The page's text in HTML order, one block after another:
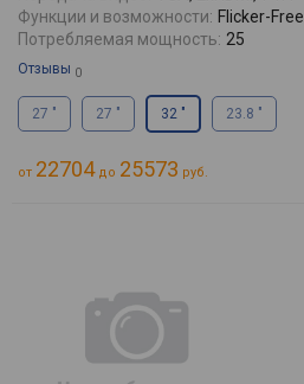
Функции и возможности: Flicker-Free
Потребляемая мощность: 25
Отзывы 0
27 " 27 " 32 " 23.8 "
от 22704до 25573 руб.